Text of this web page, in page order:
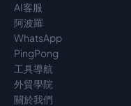
AI客服
阿波羅
WhatsApp
PingPong
工具導航
外貿學院
關於我們